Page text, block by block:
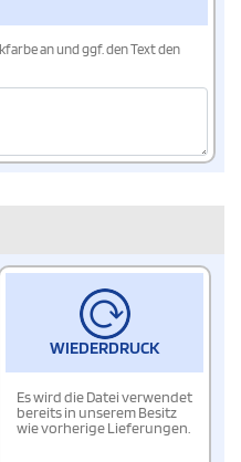
an und ggf. den Text den
WIEDERDRUCK
Es wird die Datei verwendet
bereits in unserem Besitz
wie vorherige Lieferungen.